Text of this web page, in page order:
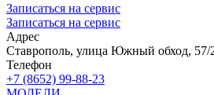
Записаться на сервис
Записаться на сервис
Адрес
Ставрополь, улица Южный обход, 57/
Телефон
+7 (8652) 99-88-23